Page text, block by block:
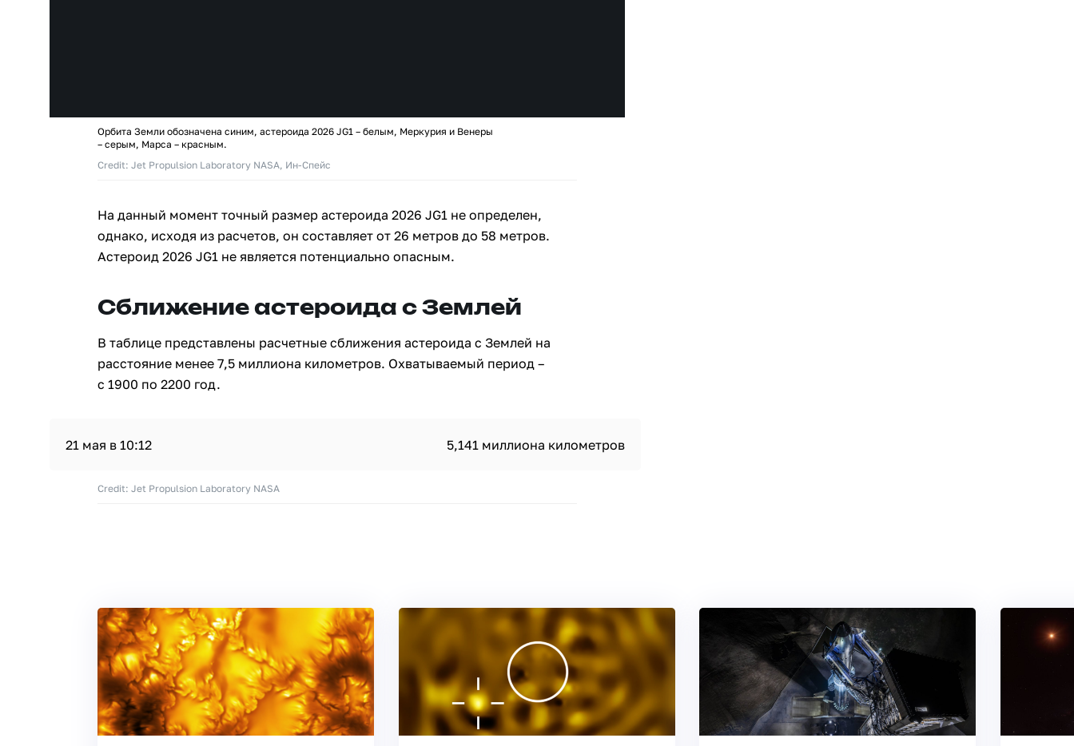
Орбита Земли обозначена синим, астероида 2026 JG1 – белым, Меркурия и Венеры
– серым, Марса – красным.
Credit: Jet Propulsion Laboratory NASA, Ин-Спейс
На данный момент точный размер астероида 2026 JG1 не определен,
однако, исходя из расчетов, он составляет от 26 метров до 58 метров.
Астероид 2026 JG1 не является потенциально опасным.
Сближение астероида с Землей
В таблице представлены расчетные сближения астероида с Землей на
расстояние менее 7,5 миллиона километров. Охватываемый период –
с 1900 по 2200 год.
21 мая в 10:12 5,141 миллиона километров
Credit: Jet Propulsion Laboratory NASA